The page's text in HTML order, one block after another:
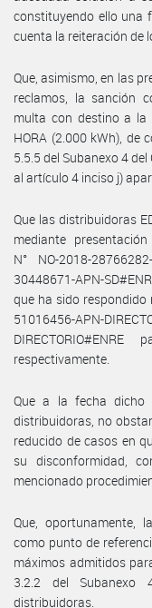
constituyendo ello una
cuenta la reiteración de
Que, asimismo, en las
reclamos, la sanción
multa con destino a la
HORA (2.000 kWh), de
5.5.5 del Subanexo 4
al artículo 4 inciso j)
Que las distribuidoras
mediante
N° NO-2018-
30448671-APN-
que ha sido respondido
51016456-APN-
respectivamente.
Que a la fecha dicho
distribuidoras, no
reducido de casos en
su disconformidad,
mencionado
Que, oportunamente,
como punto de
máximos admitidos
3.2.2 del
distribuidoras.